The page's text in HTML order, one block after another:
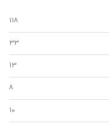
118
33
13
8
10